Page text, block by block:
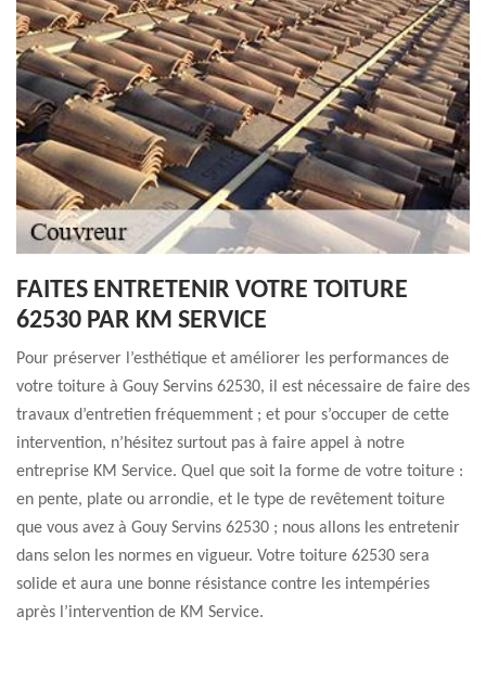
FAITES ENTRETENIR VOTRE TOITURE
62530 PAR KM SERVICE
Pour préserver l’esthétique et améliorer les performances de
votre toiture à Gouy Servins 62530, il est nécessaire de faire des
travaux d’entretien fréquemment ; et pour s’occuper de cette
intervention, n’hésitez surtout pas à faire appel à notre
entreprise KM Service. Quel que soit la forme de votre toiture :
en pente, plate ou arrondie, et le type de revêtement toiture
que vous avez à Gouy Servins 62530 ; nous allons les entretenir
dans selon les normes en vigueur. Votre toiture 62530 sera
solide et aura une bonne résistance contre les intempéries
après l’intervention de KM Service.